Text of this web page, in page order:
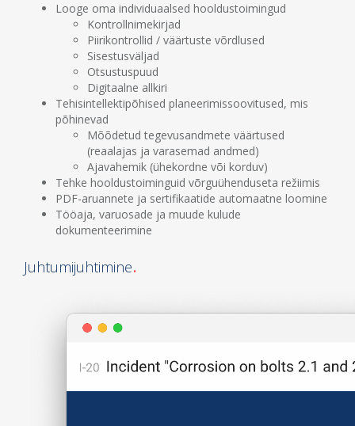
Looge oma individuaalsed hooldustoimingud
Kontrollnimekirjad
Piirikontrollid / väärtuste võrdlused
Sisestusväljad
Otsustuspuud
Digitaalne allkiri
Tehisintellektipõhised planeerimissoovitused, mis
põhinevad
Mõõdetud tegevusandmete väärtused
(reaalajas ja varasemad andmed)
Ajavahemik (ühekordne või korduv)
Tehke hooldustoiminguid võrguühenduseta režiimis
PDF-aruannete ja sertifikaatide automaatne loomine
Tööaja, varuosade ja muude kulude
dokumenteerimine
Juhtumijuhtimine